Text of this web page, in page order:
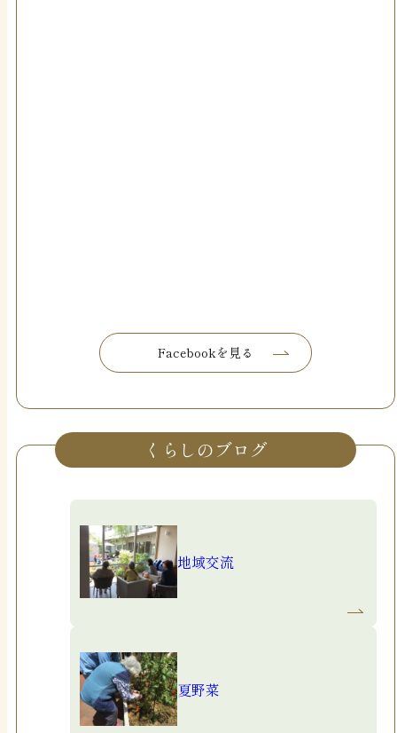
Facebookを見る
くらしのブログ
地域交流
夏野菜